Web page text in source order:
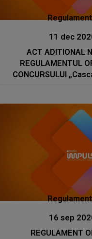
11 dec
ACT ADITIONAL
REGULAMENTUL
16 sep
REGULAMENT